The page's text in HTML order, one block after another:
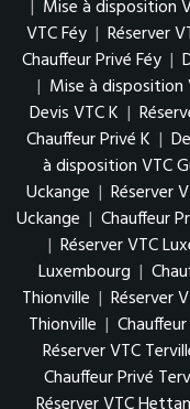
| Mise à disposition
VTC Féy | Réserver
Chauffeur Privé Féy |
| Mise à disposition
Devis VTC K |
Chauffeur Privé K |
à disposition VTC
Uckange | Réserver
Uckange | Chauffeur
| Réserver VTC
Luxembourg |
Thionville | Réserver
Thionville |
Réserver VTC
Chauffeur Privé